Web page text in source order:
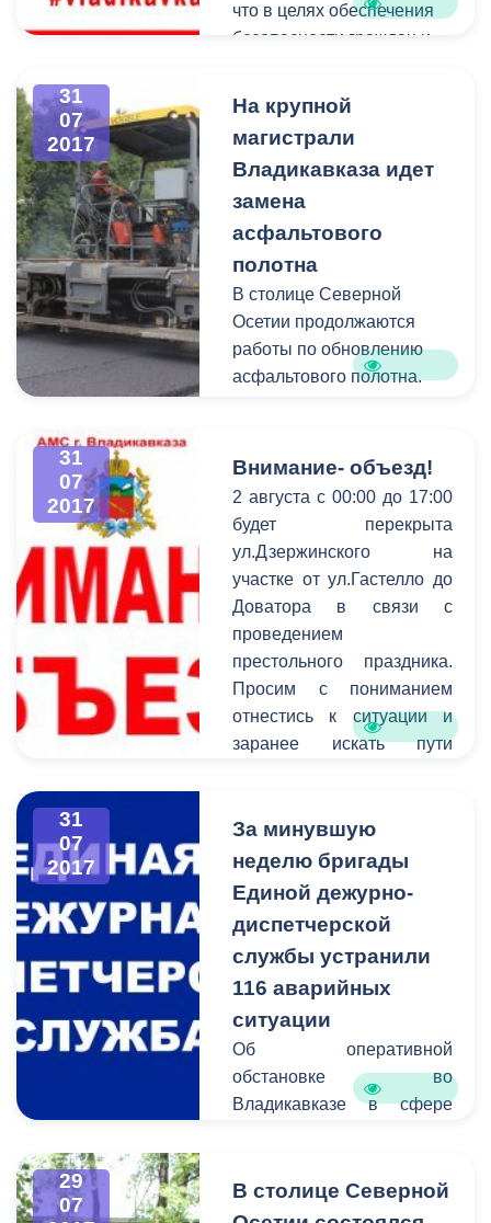
что в целях обеспечения
безопасности граждан и
водопроводные сети»
проводит комплекс работ
по ремонту и замене
наружного
противопожарного
оборудования (гидрантов),
в связи с чем подача воды
на различных участках
г.Владикавказа будет
временно ограничена.
31
07
2017
На крупной
магистрали
Владикавказа идет
замена
асфальтового
полотна
В столице Северной
Осетии продолжаются
работы по обновлению
асфальтового полотна.
ход замены покрытия на
одном из самых крупных
объектов дорожного
строительства - улице
Московской на
промежутке от
31
07
2017
Внимание- объезд!
2 августа с 00:00 до 17:00
будет перекрыта
ул.Дзержинского на
участке от ул.Гастелло до
Доватора в связи с
проведением
престольного праздника.
Просим с пониманием
отнестись к ситуации и
заранее искать пути
31
07
2017
За минувшую
неделю бригады
Единой дежурно-
диспетчерской
службы устранили
116 аварийных
ситуации
Об оперативной
обстановке во
Владикавказе в сфере
Единая дежурно-
диспетчерская служба.
29
07
В столице Северной